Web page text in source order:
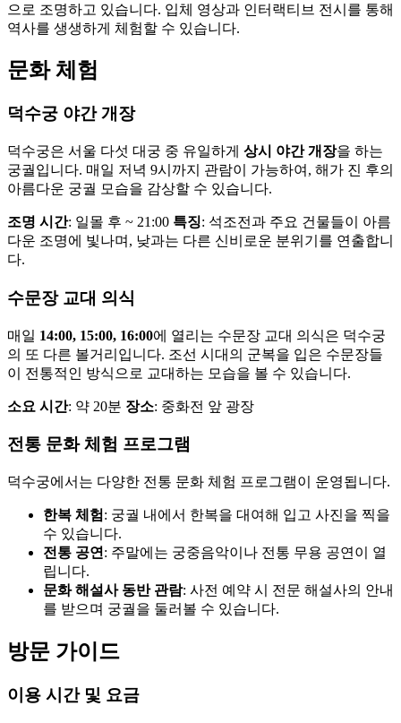
으로 조명하고 있습니다. 입체 영상과 인터랙티브 전시를 통해
역사를 생생하게 체험할 수 있습니다.
문화 체험
덕수궁 야간 개장
덕수궁은 서울 다섯 대궁 중 유일하게 상시 야간 개장을 하는
궁궐입니다. 매일 저녁 9시까지 관람이 가능하여, 해가 진 후의
아름다운 궁궐 모습을 감상할 수 있습니다.
조명 시간: 일몰 후 ~ 21:00 특징: 석조전과 주요 건물들이 아름
다운 조명에 빛나며, 낮과는 다른 신비로운 분위기를 연출합니
다.
수문장 교대 의식
매일 14:00, 15:00, 16:00에 열리는 수문장 교대 의식은 덕수궁
의 또 다른 볼거리입니다. 조선 시대의 군복을 입은 수문장들
이 전통적인 방식으로 교대하는 모습을 볼 수 있습니다.
소요 시간: 약 20분 장소: 중화전 앞 광장
전통 문화 체험 프로그램
덕수궁에서는 다양한 전통 문화 체험 프로그램이 운영됩니다.
한복 체험 : 궁궐 내에서 한복을 대여해 입고 사진을 찍을
수 있습니다.
전통 공연 : 주말에는 궁중음악이나 전통 무용 공연이 열
립니다.
문화 해설사 동반 관람: 사전 예약 시 전문 해설사의 안내
를 받으며 궁궐을 둘러볼 수 있습니다.
방문 가이드
이용 시간 및 요금